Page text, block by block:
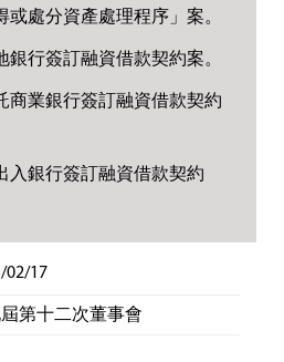
或處分資產處理程序」案。
銀行簽訂融資借款契約案。
商業銀行簽訂融資借款契約
入銀行簽訂融資借款契約
02/17
第十二次董事會